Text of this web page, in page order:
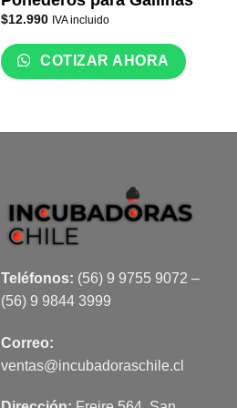
$12.990 IVA incluido
COTIZAR AHORA
Teléfonos: (56) 9 9755 9072 –
(56) 9 9844 3999
Correo:
ventas@incubadoraschile.cl